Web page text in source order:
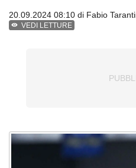
20.09.2024 08:10 di Fabio
VEDI LETTURE